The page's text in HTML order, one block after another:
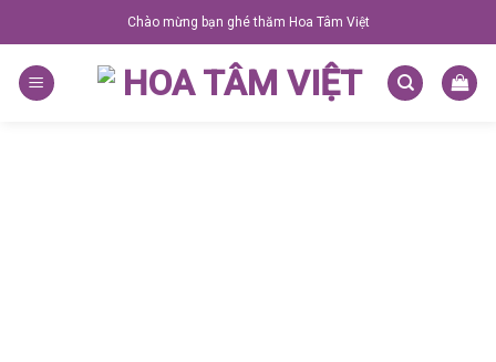
to
content
Chào mừng bạn ghé thăm Hoa Tâm Việt